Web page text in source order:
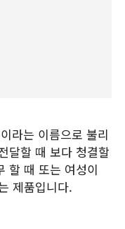
라는 이름으로 불리
달할 때 보다 청결할
할 때 또는 여성이
제품입니다.